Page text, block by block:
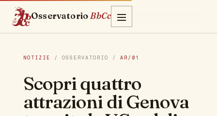
OsservatorioBbCc
NOTIZIE / OSSERVATORIO / AR/01
Scopri quattro
attrazioni di Genova